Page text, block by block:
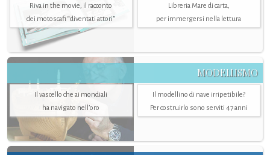
Riva in the movie, il racconto
dei motoscafi “diventati attori”
Libreria Mare di carta,
per immergersi nella lettura
MODELLISMO
Il vascello che ai mondiali
ha navigato nell’oro
Il modellino di nave irripetibile?
Per costruirlo sono serviti 47 anni